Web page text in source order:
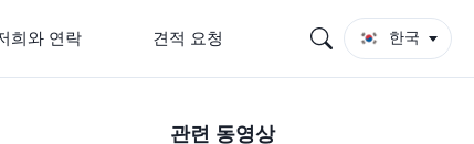
희와 연락 견적 요청 한국
관련 동영상